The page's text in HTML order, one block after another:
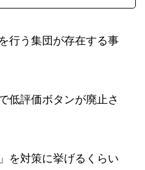
行う集団が存在する事
低評価ボタンが廃止さ
を対策に挙げるくらい